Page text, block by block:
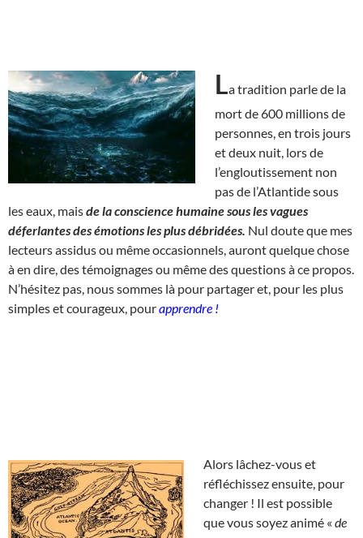
La tradition parle de la
mort de 600 millions de
personnes, en trois jours
et deux nuit, lors de
l’engloutissement non
pas de l’Atlantide sous
les eaux, maisde la conscience humaine sous les vagues
déferlantes des émotions les plus débridées. Nul doute que mes
lecteurs assidus ou même occasionnels, auront quelque chose
à en dire, des témoignages ou même des questions à ce propos.
N’hésitez pas, nous sommes là pour partager et, pour les plus
simples et courageux, pourapprendre !
Alors lâchez-vous et
réfléchissez ensuite, pour
changer ! Il est possible
que vous soyez animé « de